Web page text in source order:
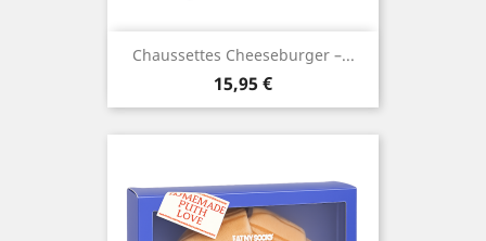
Chaussettes Cheeseburger –...
Prix
15,95 €